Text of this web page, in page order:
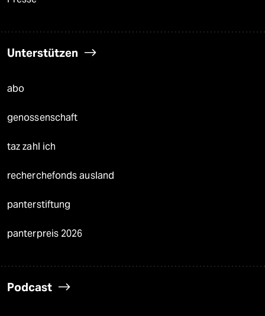
Unterstützen
abo
genossenschaft
taz zahl ich
recherchefonds ausland
panterstiftung
panterpreis 2026
Podcast